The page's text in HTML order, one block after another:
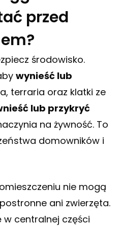
przed
środowisko.
wynieść lub
terraria oraz klatki ze
lub przykryć
na żywność. To
domowników i
nie mogą
ani zwierzęta.
w centralnej części